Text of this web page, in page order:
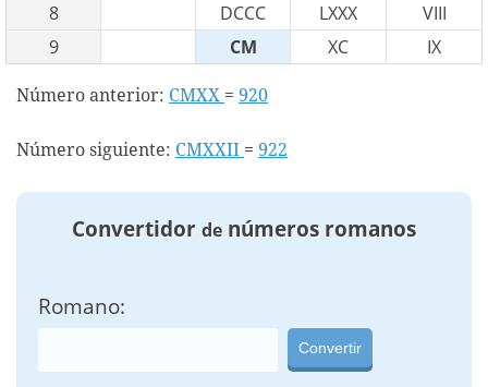
8
DCCC LXXX
VIII
9
CM XC IX
Número anterior: CMXX = 920
Número siguiente: CMXXII = 922
Convertidor de números romanos
Romano:
Convertir